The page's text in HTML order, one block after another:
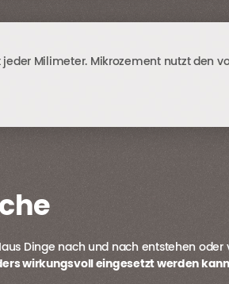
Milimeter. Mikrozement nutzt den
Dinge nach und nach entstehen
wirkungsvoll eingesetzt werden